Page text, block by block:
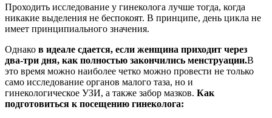
Проходить исследование у гинеколога лучше тогда, когда
никакие выделения не беспокоят. В принципе, день цикла не
имеет принципиального значения.
Однако в идеале сдается, если женщина приходит через
два-три дня, как полностью закончились менструации.В
это время можно наиболее четко можно провести не только
само исследование органов малого таза, но и
гинекологическое УЗИ, а также забор мазков. Как
подготовиться к посещению гинеколога: